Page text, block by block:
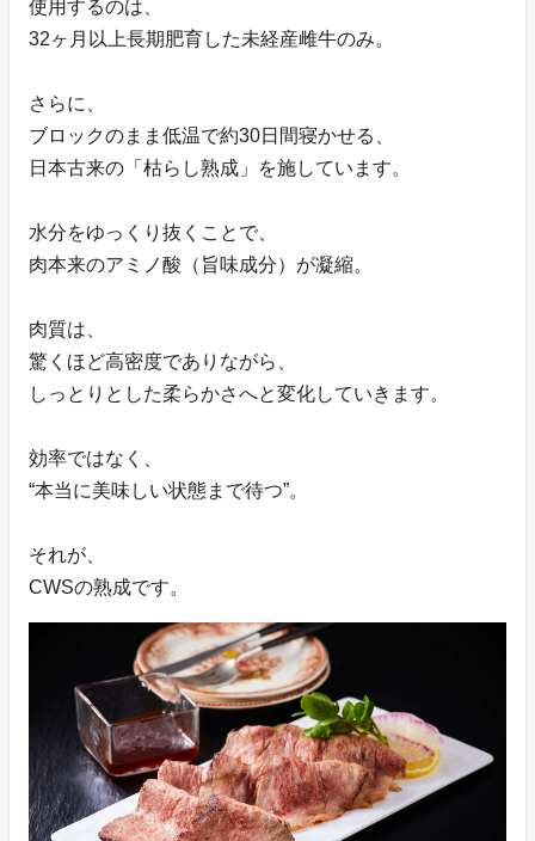
使用するのは、
32ヶ月以上長期肥育した未経産雌牛のみ。
さらに、
ブロックのまま低温で約30日間寝かせる、
日本古来の「枯らし熟成」を施しています。
水分をゆっくり抜くことで、
肉本来のアミノ酸（旨味成分）が凝縮。
肉質は、
驚くほど高密度でありながら、
しっとりとした柔らかさへと変化していきます。
効率ではなく、
“本当に美味しい状態まで待つ”。
それが、
CWSの熟成です。